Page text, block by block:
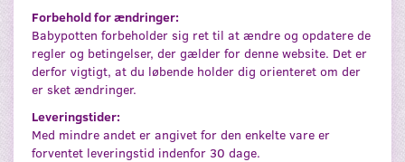
Forbehold for ændringer:
Babypotten forbeholder sig ret til at ændre og opdatere de
regler og betingelser, der gælder for denne website. Det er
derfor vigtigt, at du løbende holder dig orienteret om der
er sket ændringer.
Leveringstider:
Med mindre andet er angivet for den enkelte vare er
forventet leveringstid indenfor 30 dage.